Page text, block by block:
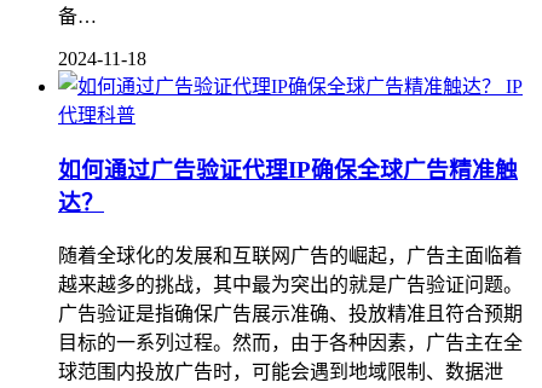
备…
2024-11-18
IP
代理科普
如何通过广告验证代理IP确保全球广告精准触
达？
随着全球化的发展和互联网广告的崛起，广告主面临着
越来越多的挑战，其中最为突出的就是广告验证问题。
广告验证是指确保广告展示准确、投放精准且符合预期
目标的一系列过程。然而，由于各种因素，广告主在全
球范围内投放广告时，可能会遇到地域限制、数据泄